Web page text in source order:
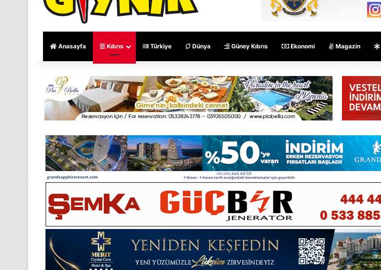
Anasayfa Kıbrıs Türkiye Dünya Güney Kıbrıs Ekonomi Magazin